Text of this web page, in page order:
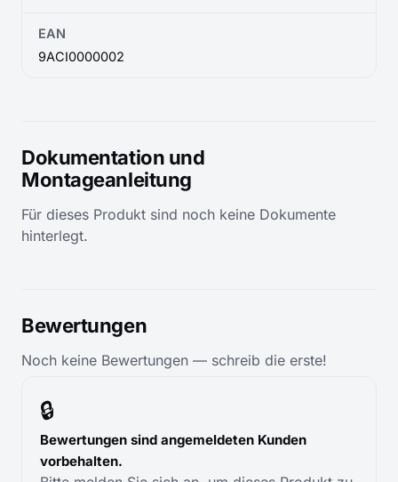
EAN
9ACI0000002
Dokumentation und
Montageanleitung
Für dieses Produkt sind noch keine Dokumente
hinterlegt.
Bewertungen
Noch keine Bewertungen — schreib die erste!
🔒
Bewertungen sind angemeldeten Kunden
vorbehalten.